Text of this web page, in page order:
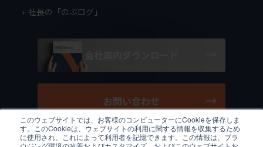
このウェブサイトでは、お客様のコンピューターにCookieを保存しま
す。このCookieは、ウェブサイトの利用に関する情報を収集するため
に使用され、これによって利用者を記憶できます。この情報は、ブラ
社長の「のぶログ」
お問い合わせ